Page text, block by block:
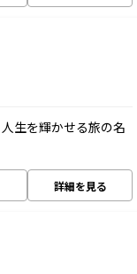
生を輝かせる旅の名
詳細を見る